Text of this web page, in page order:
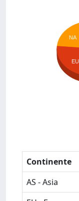
NA
EU
Continente
AS - Asia